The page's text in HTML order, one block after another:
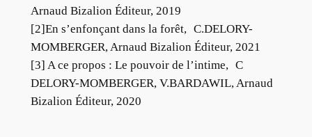
Arnaud Bizalion Éditeur, 2019
[2]En s’enfonçant dans la forêt, C.DELORY-
MOMBERGER, Arnaud Bizalion Éditeur, 2021
[3] A ce propos : Le pouvoir de l’intime, C
DELORY-MOMBERGER, V.BARDAWIL, Arnaud
Bizalion Éditeur, 2020